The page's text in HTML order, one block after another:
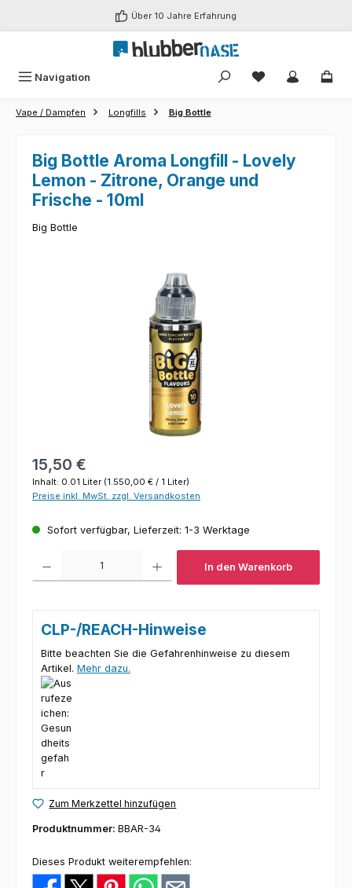
Zum Hauptinhalt springen Über 10 Jahre Erfahrung
Navigation Du hast 0
Vape / Dampfen Longfills Big Bottle
Big Bottle Aroma Longfill - Lovely
Lemon - Zitrone, Orange und
Frische - 10ml
Big Bottle
Regulärer Preis:
15,50 €
Inhalt: 0.01 Liter (1.550,00 € / 1 Liter)
Preise inkl. MwSt. zzgl. Versandkosten
Sofort verfügbar, Lieferzeit: 1-3 Werktage
In den Warenkorb
CLP-/REACH-Hinweise
Bitte beachten Sie die Gefahrenhinweise zu diesem
Artikel. Mehr dazu.
Zum Merkzettel hinzufügen
Produktnummer: BBAR-34
Dieses Produkt weiterempfehlen: